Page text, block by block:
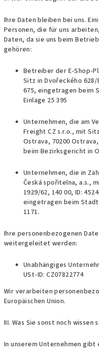
Ihre Daten bleiben bei uns.
Personen, die für uns
Daten, da sie uns beim
gehören:
Betreiber der E-Shop-
Sitz in Dvořeckého 628/
675, eingetragen beim
Einlage 25 395
Unternehmen, die am
Freight CZ s.r.o., mit
Ostrava, 70200
beim Bezirksgericht in
Unternehmen, die in
Česká spořitelna, a.s.,
1929/62, 140 00, ID:
eingetragen beim
1171.
Ihre personenbezogenen
weitergeleitet werden:
Unabhängiges
USt-ID: CZ07822774
Wir verarbeiten
Europäischen Union.
III. Was Sie sonst noch wissen
In unserem Unternehmen